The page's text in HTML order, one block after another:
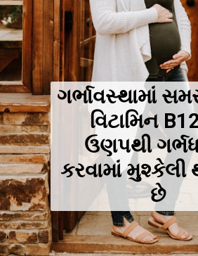
ગર્ભાવસ્થામાં
વિટામિન
ઉણપથી
કરવામાં
છે